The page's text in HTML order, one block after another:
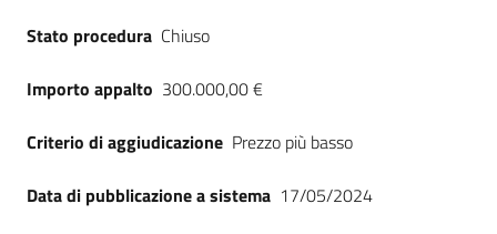
Stato procedura Chiuso
Importo appalto 300.000,00 €
Criterio di aggiudicazione Prezzo più basso
Data di pubblicazione a sistema 17/05/2024